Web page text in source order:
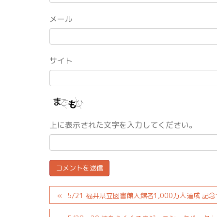
メール
サイト
上に表示された文字を入力してください。
5/21 福井県立図書館入館者1,000万人達成 記念